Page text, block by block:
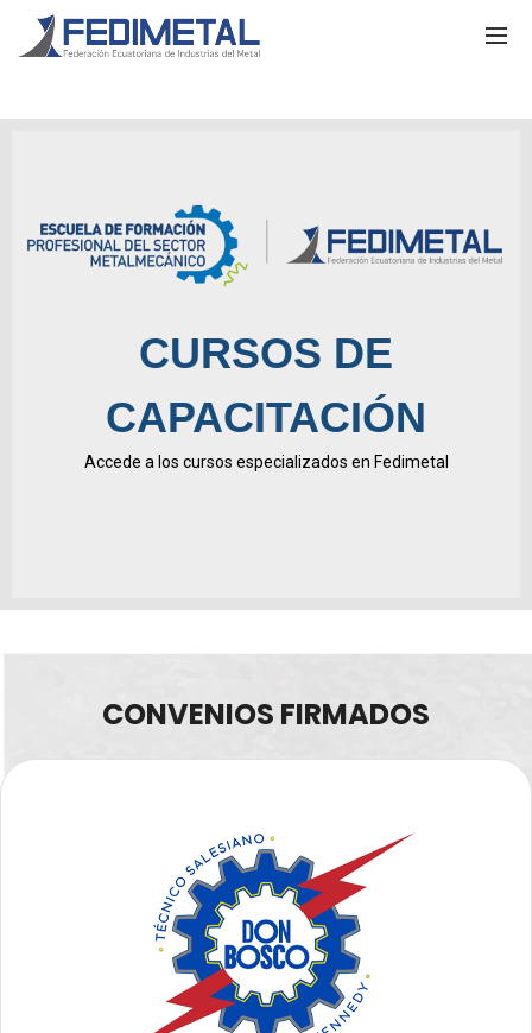
CURSOS DE
CAPACITACIÓN
Accede a los cursos especializados en Fedimetal
CONVENIOS FIRMADOS